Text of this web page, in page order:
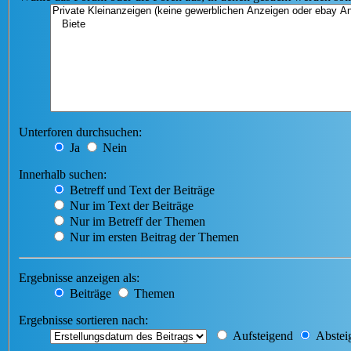
Unterforen durchsuchen:
Ja
Nein
Innerhalb suchen:
Betreff und Text der Beiträge
Nur im Text der Beiträge
Nur im Betreff der Themen
Nur im ersten Beitrag der Themen
Ergebnisse anzeigen als:
Beiträge
Themen
Ergebnisse sortieren nach:
Aufsteigend